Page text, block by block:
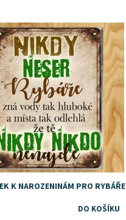
K NAROZENINÁM PRO RYBÁŘE